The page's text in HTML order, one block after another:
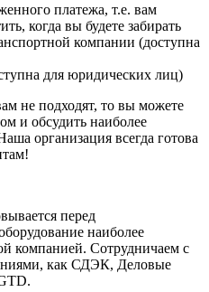
платежа, т.е. вам
когда вы будете забирать
компании (доступна
для юридических лиц)
не подходят, то вы можете
и обсудить наиболее
организация всегда готова
перед
наиболее
компанией. Сотрудничаем с
как СДЭК, Деловые